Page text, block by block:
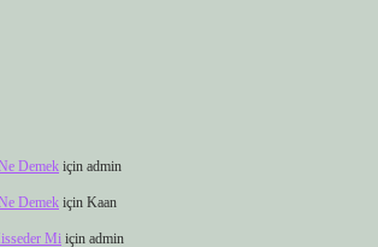
Demek için admin
Demek için Kaan
Mi için admin